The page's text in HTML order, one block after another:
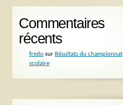
Commentaires
récents
fredosur Résultats du championnat
scolaire